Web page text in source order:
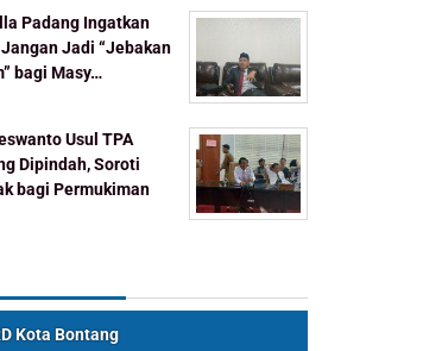
Padang Ingatkan
Jangan Jadi “Jebakan
bagi Masy…
Usul TPA
Dipindah, Soroti
bagi Permukiman
Kota Bontang